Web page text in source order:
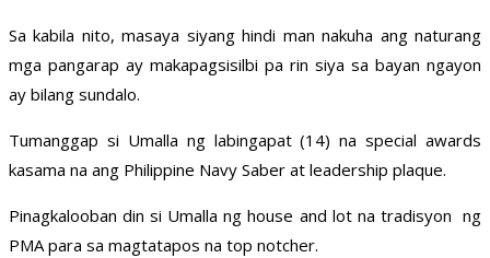
Sa kabila nito, masaya siyang hindi man nakuha ang naturang
mga pangarap ay makapagsisilbi pa rin siya sa bayan ngayon
ay bilang sundalo.
Tumanggap si Umalla ng labingapat (14) na special awards
kasama na ang Philippine Navy Saber at leadership plaque.
Pinagkalooban din si Umalla ng house and lot na tradisyon ng
PMA para sa magtatapos na top notcher.